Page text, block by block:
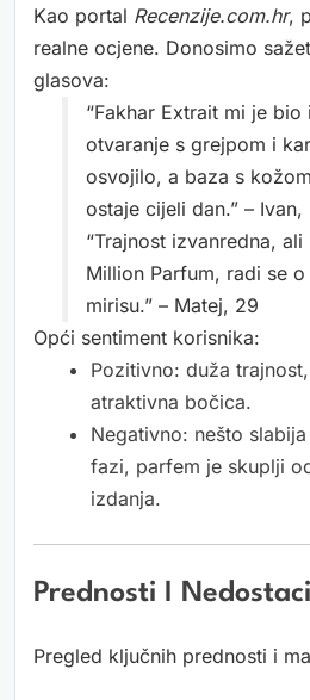
Kao portal Recenzije.com.hr,
realne ocjene. Donosimo
glasova:
“Fakhar Extrait mi je bio
otvaranje s grejpom i
osvojilo, a baza s
ostaje cijeli dan.” – Ivan,
“Trajnost izvanredna, ali
Million Parfum, radi se
mirisu.” – Matej, 29
Opći sentiment korisnika:
Pozitivno: duža
atraktivna bočica.
Negativno: nešto
fazi, parfem je skuplji
izdanja.
Prednosti I Nedostaci
Pregled ključnih prednosti i